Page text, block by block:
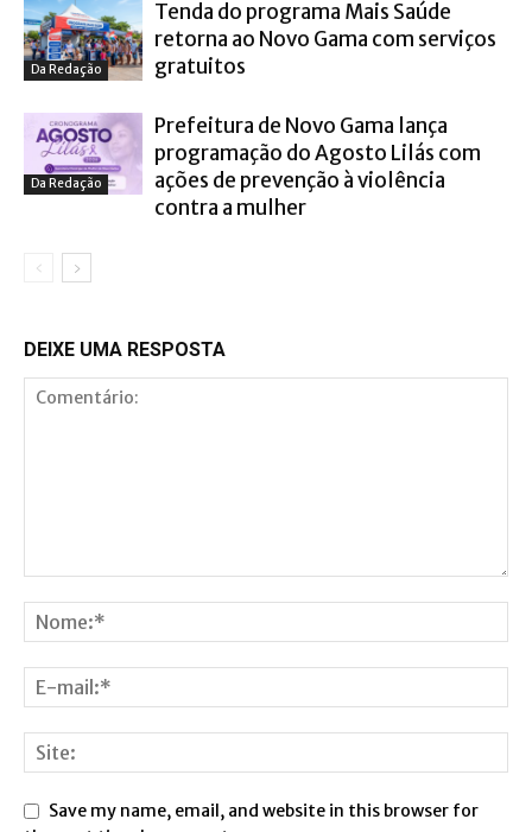
Da Redação
Tenda do programa Mais Saúde
retorna ao Novo Gama com serviços
gratuitos
Da Redação
Prefeitura de Novo Gama lança
programação do Agosto Lilás com
ações de prevenção à violência
contra a mulher
DEIXE UMA RESPOSTA
Save my name, email, and website in this browser for